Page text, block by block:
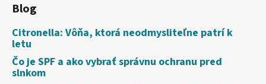
Blog
Citronella: Vôňa, ktorá neodmysliteľne patrí k
letu
Čo je SPF a ako vybrať správnu ochranu pred
slnkom